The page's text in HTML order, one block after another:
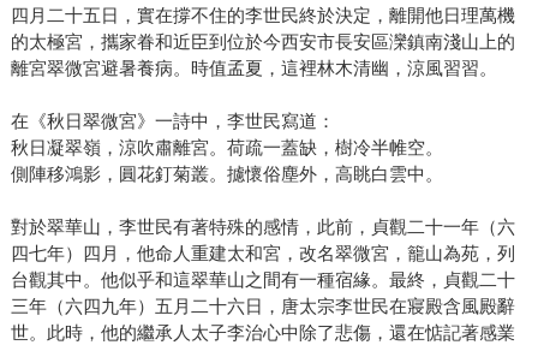
四月二十五日，實在撐不住的李世民終於決定，離開他日理萬機
的太極宮，攜家眷和近臣到位於今西安市長安區灤鎮南淺山上的
離宮翠微宮避暑養病。時值孟夏，這裡林木清幽，涼風習習。
在《秋日翠微宮》一詩中，李世民寫道：
秋日凝翠嶺，涼吹肅離宮。荷疏一蓋缺，樹冷半帷空。
側陣移鴻影，圓花釘菊叢。攄懷俗塵外，高眺白雲中。
對於翠華山，李世民有著特殊的感情，此前，貞觀二十一年（六
四七年）四月，他命人重建太和宮，改名翠微宮，籠山為苑，列
台觀其中。他似乎和這翠華山之間有一種宿緣。最終，貞觀二十
三年（六四九年）五月二十六日，唐太宗李世民在寢殿含風殿辭
世。此時，他的繼承人太子李治心中除了悲傷，還在惦記著感業